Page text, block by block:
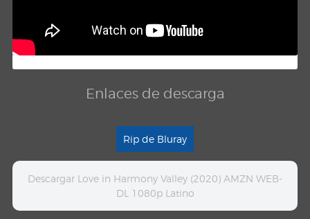
Enlaces de descarga
Rip de Bluray
Descargar Love in Harmony Valley (2020) AMZN WEB-
DL 1080p Latino